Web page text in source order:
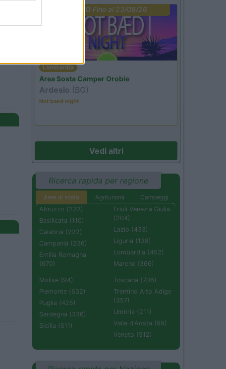
PROMO Fino al 23/08/26
Lombardia
Area Sosta Camper Orobie
Ardesio (BG)
Not baed night
Vedi altri
Ricerca rapida per regione
Aree di sosta Agriturismi
Campeggi
Abruzzo (232)
Basilicata (110)
Calabria (222)
Campania (236)
Emilia Romagna
(670)
Friuli Venezia Giulia
(204)
Lazio (433)
Liguria (138)
Lombardia (452)
Marche (366)
Molise (94)
Piemonte (632)
Puglia (425)
Sardegna (336)
Sicilia (511)
Toscana (706)
Trentino Alto Adige
(357)
Umbria (211)
Valle d'Aosta (99)
Veneto (512)